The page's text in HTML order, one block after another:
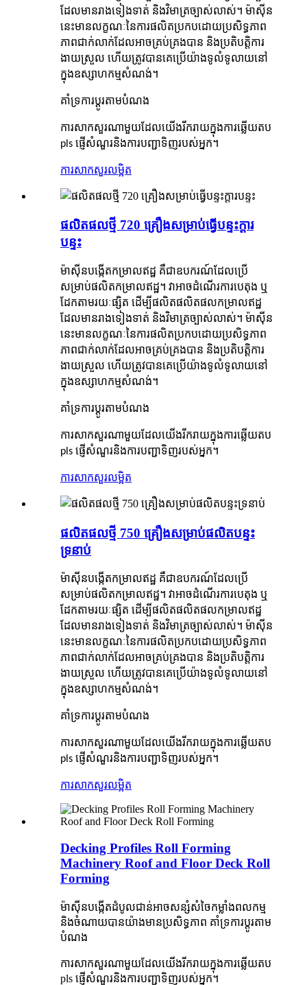
ដែលមានរាងទៀងទាត់ និងវិមាត្រច្បាស់លាស់។ ម៉ាស៊ីន
នេះមានលក្ខណៈនៃការផលិតប្រកបដោយប្រសិទ្ធភាព
ភាពជាក់លាក់ដែលអាចគ្រប់គ្រងបាន និងប្រតិបត្តិការ
ងាយស្រួល ហើយត្រូវបានគេប្រើយ៉ាងទូលំទូលាយនៅ
ក្នុងឧស្សាហកម្មសំណង់។
គាំទ្រការប្ដូរតាមបំណង
ការសាកសួរណាមួយដែលយើងរីករាយក្នុងការឆ្លើយតប
pls ផ្ញើសំណួរនិងការបញ្ជាទិញរបស់អ្នក។
ការសាកសួរលម្អិត
ផលិតផលថ្មី 720 គ្រឿងសម្រាប់ធ្វើបន្ទះក្តារ
បន្ទះ
ម៉ាស៊ីនបង្កើតកម្រាលឥដ្ឋ គឺជាឧបករណ៍ដែលប្រើ
សម្រាប់ផលិតកម្រាលឥដ្ឋ។ វាអាចដំណើរការបេតុង ឬ
ដែកតាមរយៈផ្សិត ដើម្បីផលិតផលិតផលកម្រាលឥដ្ឋ
ដែលមានរាងទៀងទាត់ និងវិមាត្រច្បាស់លាស់។ ម៉ាស៊ីន
នេះមានលក្ខណៈនៃការផលិតប្រកបដោយប្រសិទ្ធភាព
ភាពជាក់លាក់ដែលអាចគ្រប់គ្រងបាន និងប្រតិបត្តិការ
ងាយស្រួល ហើយត្រូវបានគេប្រើយ៉ាងទូលំទូលាយនៅ
ក្នុងឧស្សាហកម្មសំណង់។
គាំទ្រការប្ដូរតាមបំណង
ការសាកសួរណាមួយដែលយើងរីករាយក្នុងការឆ្លើយតប
pls ផ្ញើសំណួរនិងការបញ្ជាទិញរបស់អ្នក។
ការសាកសួរលម្អិត
ផលិតផលថ្មី 750 គ្រឿងសម្រាប់ផលិតបន្ទះ
ទ្រនាប់
ម៉ាស៊ីនបង្កើតកម្រាលឥដ្ឋ គឺជាឧបករណ៍ដែលប្រើ
សម្រាប់ផលិតកម្រាលឥដ្ឋ។ វាអាចដំណើរការបេតុង ឬ
ដែកតាមរយៈផ្សិត ដើម្បីផលិតផលិតផលកម្រាលឥដ្ឋ
ដែលមានរាងទៀងទាត់ និងវិមាត្រច្បាស់លាស់។ ម៉ាស៊ីន
នេះមានលក្ខណៈនៃការផលិតប្រកបដោយប្រសិទ្ធភាព
ភាពជាក់លាក់ដែលអាចគ្រប់គ្រងបាន និងប្រតិបត្តិការ
ងាយស្រួល ហើយត្រូវបានគេប្រើយ៉ាងទូលំទូលាយនៅ
ក្នុងឧស្សាហកម្មសំណង់។
គាំទ្រការប្ដូរតាមបំណង
ការសាកសួរណាមួយដែលយើងរីករាយក្នុងការឆ្លើយតប
pls ផ្ញើសំណួរនិងការបញ្ជាទិញរបស់អ្នក។
ការសាកសួរលម្អិត
Decking Profiles Roll Forming
Machinery Roof and Floor Deck Roll
Forming
ម៉ាស៊ីន​បង្កើត​ដំបូល​ជាន់​អាច​សន្សំ​សំចៃ​កម្លាំង​ពលកម្ម
និង​ចំណាយ​បាន​យ៉ាង​មាន​ប្រសិទ្ធភាព គាំទ្រ​ការ​ប្ដូរ​តាម​
បំណង
ការសាកសួរណាមួយដែលយើងរីករាយក្នុងការឆ្លើយតប
pls ផ្ញើសំណួរនិងការបញ្ជាទិញរបស់អ្នក។